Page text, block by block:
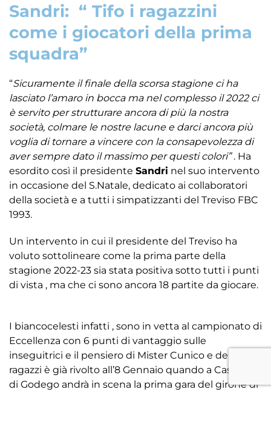
Sandri: “ Tifo i ragazzini
come i giocatori della prima
squadra”
“Sicuramente il finale della scorsa stagione ci ha
lasciato l’amaro in bocca ma nel complesso il 2022 ci
è servito per strutturare ancora di più la nostra
società, colmare le nostre lacune e darci ancora più
voglia di tornare a vincere con la consapevolezza di
aver sempre dato il massimo per questi colori”. Ha
esordito così il presidente Sandri nel suo intervento
in occasione del S.Natale, dedicato ai collaboratori
della società e a tutti i simpatizzanti del Treviso FBC
1993.
Un intervento in cui il presidente del Treviso ha
voluto sottolineare come la prima parte della
stagione 2022-23 sia stata positiva sotto tutti i punti
di vista , ma che ci sono ancora 18 partite da giocare.
I biancocelesti infatti , sono in vetta al campionato di
Eccellenza con 6 punti di vantaggio sulle
inseguitrici e il pensiero di Mister Cunico e dei suoi
ragazzi è già rivolto all’8 Gennaio quando a Castello
di Godego andrà in scena la prima gara del girone di